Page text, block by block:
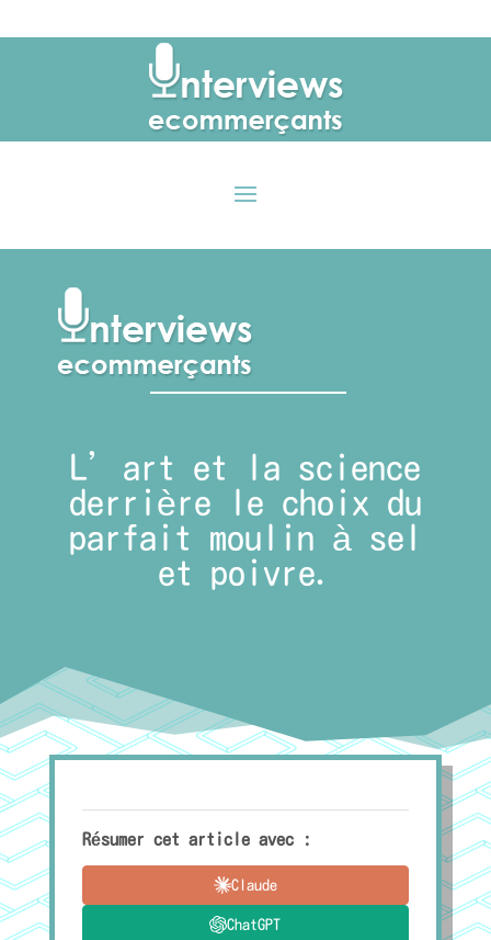
L’art et la science
derrière le choix du
parfait moulin à sel
et poivre.
Résumer cet article avec :
Claude
ChatGPT